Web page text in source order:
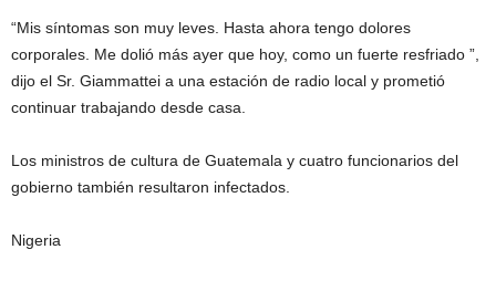
“Mis síntomas son muy leves. Hasta ahora tengo dolores
corporales. Me dolió más ayer que hoy, como un fuerte resfriado ”,
dijo el Sr. Giammattei a una estación de radio local y prometió
continuar trabajando desde casa.
Los ministros de cultura de Guatemala y cuatro funcionarios del
gobierno también resultaron infectados.
Nigeria